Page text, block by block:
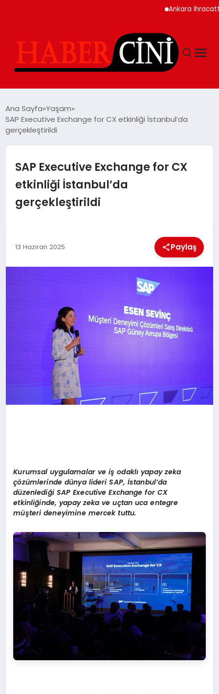
Ankara İhracatta Rekor
YAŞAM
GÜNCEL
TEKNOLOJI
GENEL
YEREL HABERLER
Ana Sayfa Yaşam
SAP Executive Exchange for CX etkinliği İstanbul’da
gerçekleştirildi
SAP Executive Exchange for CX
etkinliği İstanbul’da
gerçekleştirildi
13 Haziran 2025 Paylaş
Kurumsal uygulamalar ve iş odaklı yapay zeka
çözümlerinde dünya lideri SAP, İstanbul’da
düzenlediği SAP Executive Exchange for CX
etkinliğinde, yapay zeka ve uçtan uca entegre
müşteri deneyimine mercek tuttu.